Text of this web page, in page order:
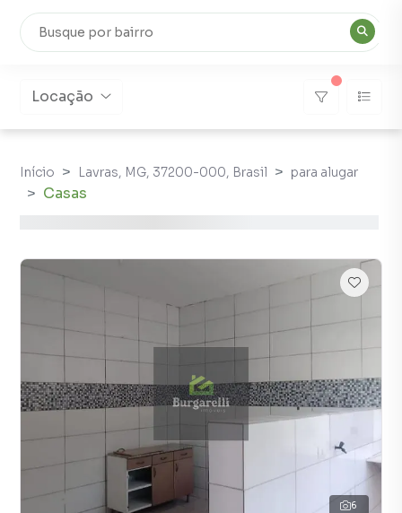
Locação
Início Lavras, MG, 37200-000, Brasil para alugar
Casas
6